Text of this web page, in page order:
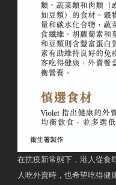
在抗疫新常態下，港人從食
人吃外賣時，也希望吃得健